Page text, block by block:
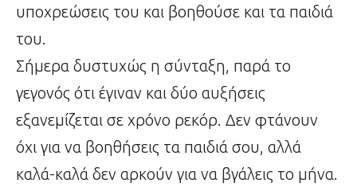
υποχρεώσεις του και βοηθούσε και τα παιδιά
του.
Σήμερα δυστυχώς η σύνταξη, παρά το
γεγονός ότι έγιναν και δύο αυξήσεις
εξανεμίζεται σε χρόνο ρεκόρ. Δεν φτάνουν
όχι για να βοηθήσεις τα παιδιά σου, αλλά
καλά-καλά δεν αρκούν για να βγάλεις το μήνα.